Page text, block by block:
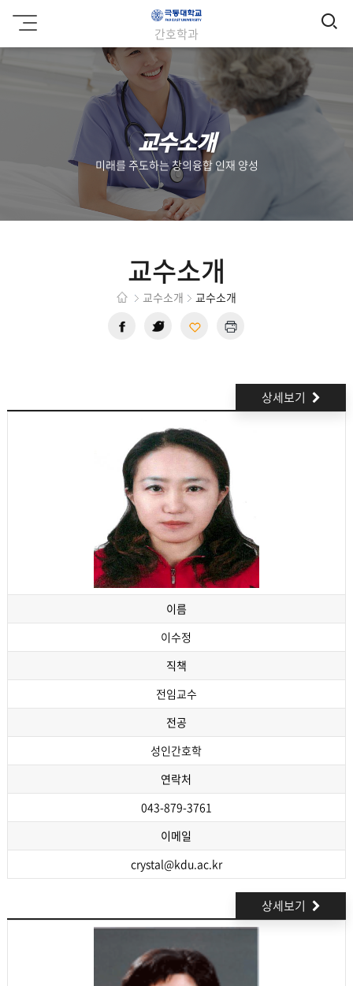
극
동
대
학
간호학과
검
교수소개
미래를 주도하는 창의융합 인재 양성
교수소개
교수소개 교수소개
이름
이수정
직책
전임교수
전공
성인간호학
연락처
043-879-3761
이메일
crystal@kdu.ac.kr
상세보기
상세보기